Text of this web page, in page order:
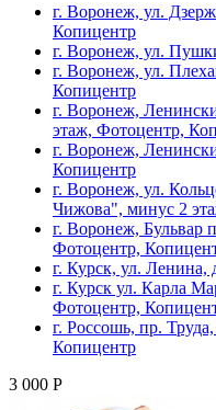
г. Воронеж, ул.
Копицентр
г. Воронеж, ул.
г. Воронеж, ул.
Копицентр
г. Воронеж,
этаж, Фотоцентр,
г. Воронеж,
Копицентр
г. Воронеж, ул.
Чижова", минус 2
г. Воронеж, Бульвар
Фотоцентр,
г. Курск, ул.
г. Курск ул. Карла
Фотоцентр,
г. Россошь, пр.
Копицентр
3 000 Р